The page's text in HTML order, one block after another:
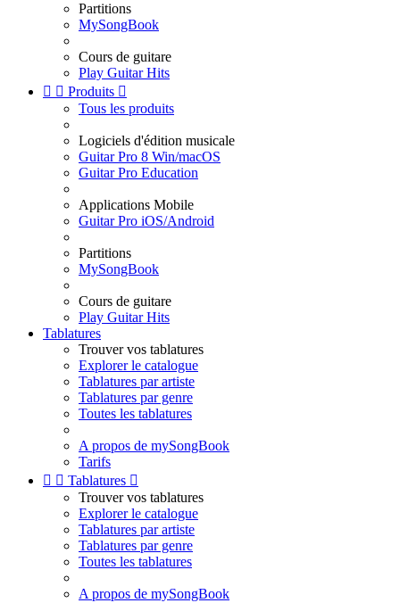
Partitions
MySongBook
Cours de guitare
Play Guitar Hits
  Produits 
Tous les produits
Logiciels d'édition musicale
Guitar Pro 8 Win/macOS
Guitar Pro Education
Applications Mobile
Guitar Pro iOS/Android
Partitions
MySongBook
Cours de guitare
Play Guitar Hits
Tablatures
Trouver vos tablatures
Explorer le catalogue
Tablatures par artiste
Tablatures par genre
Toutes les tablatures
A propos de mySongBook
Tarifs
  Tablatures 
Trouver vos tablatures
Explorer le catalogue
Tablatures par artiste
Tablatures par genre
Toutes les tablatures
A propos de mySongBook